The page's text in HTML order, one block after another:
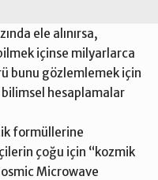
ele alınırsa,
içinse milyarlarca
bunu gözlemlemek için
hesaplamalar
formüllerine
çoğu için “kozmik
Microwave